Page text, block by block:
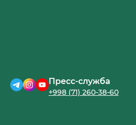
Пресс-служба
+998 (71) 260-38-60